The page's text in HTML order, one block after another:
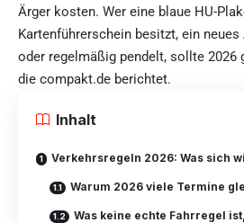
Ärger kosten. Wer eine blaue HU-
Kartenführerschein besitzt, ein
oder regelmäßig pendelt, sollte 2026
diе compakt.de berichtet.
Inhalt
Verkehrsregeln 2026: Was sich
Warum 2026 viele Termine
Was keine echte Fahrregel